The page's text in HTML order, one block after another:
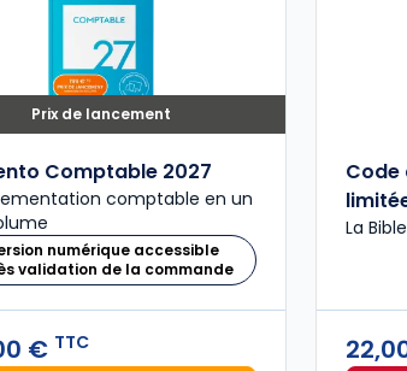
Prix de lancement
Comptable 2027
comptable en un
numérique accessible
validation de la commande
€ TTC
Code
La